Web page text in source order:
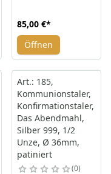
85,00 €*
Öffnen
Art.: 185,
Kommunionstaler,
Konfirmationstaler,
Das Abendmahl,
Silber 999, 1/2
Unze, Ø 36mm,
patiniert
0